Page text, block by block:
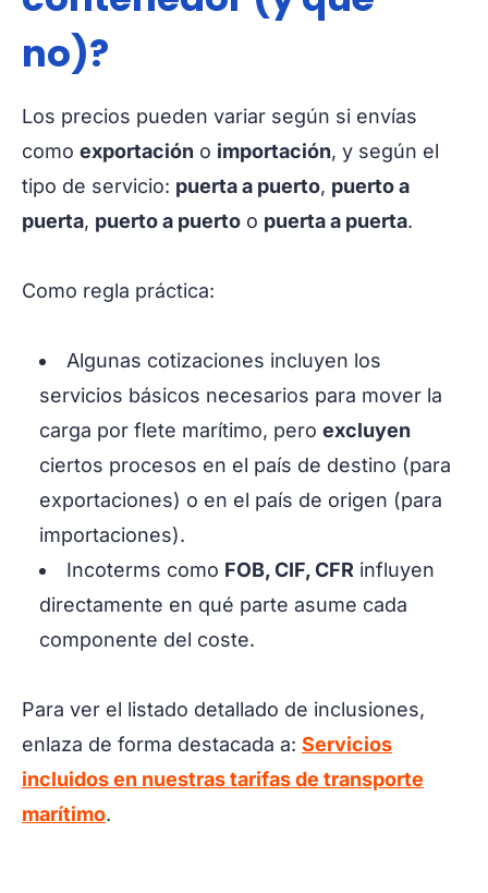
no)?
Los precios pueden variar según si envías
como exportación o importación, y según el
tipo de servicio: puerta a puerto, puerto a
puerta, puerto a puerto o puerta a puerta.
Como regla práctica:
Algunas cotizaciones incluyen los
servicios básicos necesarios para mover la
carga por flete marítimo, pero excluyen
ciertos procesos en el país de destino (para
exportaciones) o en el país de origen (para
importaciones).
Incoterms como FOB, CIF, CFR influyen
directamente en qué parte asume cada
componente del coste.
Para ver el listado detallado de inclusiones,
enlaza de forma destacada a: Servicios
incluidos en nuestras tarifas de transporte
marítimo.